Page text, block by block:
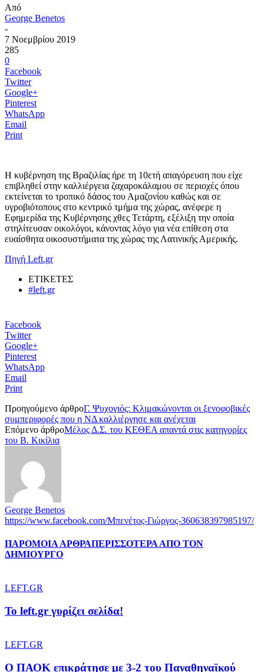
Από
George Benetos
-
7 Νοεμβρίου 2019
285
0
Facebook
Twitter
Google+
Pinterest
WhatsApp
Email
Print
Η κυβέρνηση της Βραζιλίας ήρε τη 10ετή απαγόρευση που είχε
επιβληθεί στην καλλιέργεια ζαχαροκάλαμου σε περιοχές όπου
εκτείνεται το τροπικό δάσος του Αμαζονίου καθώς και σε
υγροβιότοπους στο κεντρικό τμήμα της χώρας, ανέφερε η
Εφημερίδα της Κυβέρνησης χθες Τετάρτη, εξέλιξη την οποία
στηλίτευσαν οικολόγοι, κάνοντας λόγο για νέα επίθεση στα
ευαίσθητα οικοσυστήματα της χώρας της Λατινικής Αμερικής.
Πηγή Left.gr
ΕΤΙΚΕΤΕΣ
#left.gr
Facebook
Twitter
Google+
Pinterest
WhatsApp
Email
Print
Προηγούμενο άρθροΓ. Ψυχογιός: Κλιμακώνονται οι ξενοφοβικές
συμπεριφορές που η ΝΔ καλλιέργησε και ανέχεται
Επόμενο άρθροΜέλος Δ.Σ. του ΚΕΘΕΑ απαντά στις κατηγορίες
του Β. Κικίλια
George Benetos
https://www.facebook.com/Μπενέτος-Γιώργος-360638397985197/
ΠΑΡΟΜΟΙΑ ΑΡΘΡΑΠΕΡΙΣΣΟΤΕΡΑ ΑΠΟ ΤΟΝ
ΔΗΜΙΟΥΡΓΟ
LEFT.GR
To left.gr γυρίζει σελίδα!
LEFT.GR
Ο ΠΑΟΚ επικράτησε με 3-2 του Παναθηναϊκού